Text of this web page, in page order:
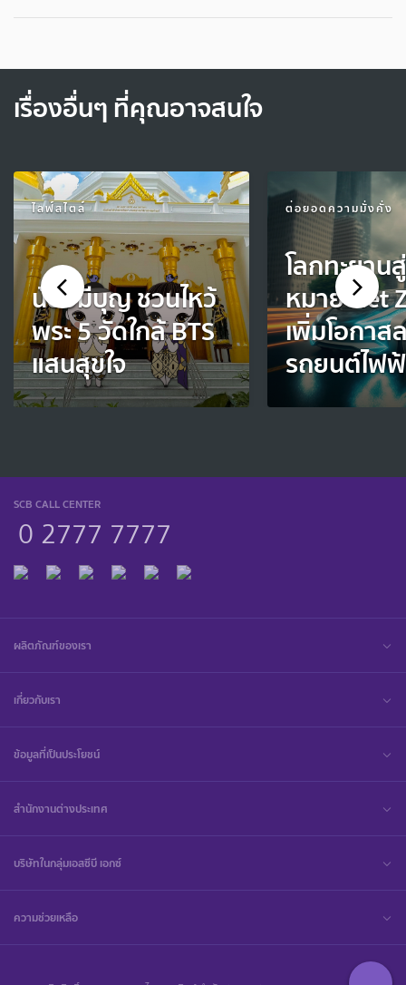
เรื่องอื่นๆ ที่คุณอาจสนใจ
ไลฟ์สไตล์
น้องมีบุญ ชวนไหว้
พระ 5 วัดใกล้ BTS
แสนสุขใจ
ต่อยอดความมั่งคั่ง
โลกทะยาน
หมาย Net
เพิ่มโอกา
รถยนต์ไฟ
SCB CALL CENTER
0 2777 7777
ผลิตภัณฑ์ของเรา
เกี่ยวกับเรา
ข้อมูลที่เป็นประโยชน์
สำนักงานต่างประเทศ
บริษัทในกลุ่มเอสซีบี เอกซ์
ความช่วยเหลือ